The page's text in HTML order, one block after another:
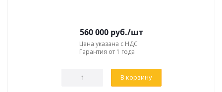
560 000 руб./шт
Цена указана с НДС
Гарантия от 1 года
В корзину